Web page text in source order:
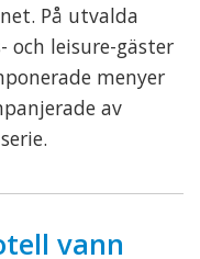
På utvalda
och leisure-gäster
menyer
av
vann